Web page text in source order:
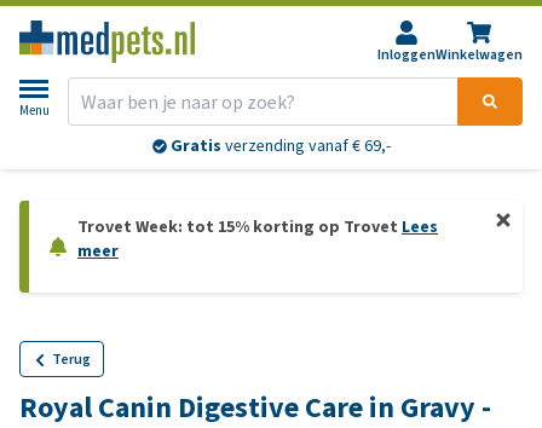
InloggenWinkelwagen
Menu
Gratis verzending vanaf € 69,-
Trovet Week: tot 15% korting op Trovet Lees
meer
Terug
Royal Canin Digestive Care in Gravy -